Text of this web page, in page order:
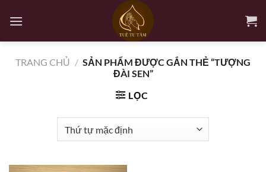
qua
TRANG CHỦ / SẢN PHẨM ĐƯỢC GẮN THẺ “TƯỢNG
ĐÀI SEN”
LỌC